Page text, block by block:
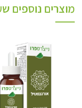
מוצרים נוספים